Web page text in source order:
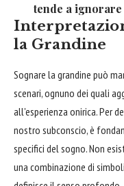
tende a
la Grandine
Sognare la grandine può
scenari, ognuno dei quali
all'esperienza onirica. Per
nostro subconscio, è
specifici del sogno. Non
una combinazione di